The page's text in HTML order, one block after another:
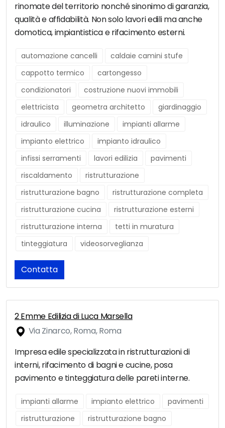
rinomate del territorio nonché sinonimo di garanzia,
qualità e affidabilità. Non solo lavori edili ma anche
domotica, impiantistica e rifacimento esterni.
automazione cancelli
caldaie camini stufe
cappotto termico
cartongesso
condizionatori
costruzione nuovi immobili
elettricista
geometra architetto
giardinaggio
idraulico
illuminazione
impianti allarme
impianto elettrico
impianto idraulico
infissi serramenti
lavori edilizia
pavimenti
riscaldamento
ristrutturazione
ristrutturazione bagno
ristrutturazione completa
ristrutturazione cucina
ristrutturazione esterni
ristrutturazione interna
tetti in muratura
tinteggiatura
videosorveglianza
Contatta
2 Emme Edilizia di Luca Marsella
Via Zinarco, Roma, Roma
Impresa edile specializzata in ristrutturazioni di
interni, rifacimento di bagni e cucine, posa
pavimento e tinteggiatura delle pareti interne.
impianti allarme impianto elettrico
pavimenti
ristrutturazione
ristrutturazione bagno